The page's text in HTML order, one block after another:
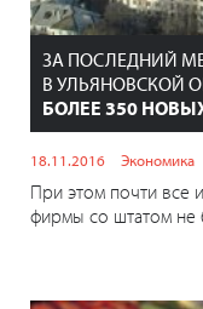
ЗА ПОСЛЕДНИЙ
В УЛЬЯНОВСКОЙ
БОЛЕЕ 350
18.11.2016 Экономика
При этом почти все
фирмы со штатом не